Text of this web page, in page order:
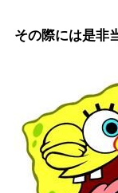
その際には是非